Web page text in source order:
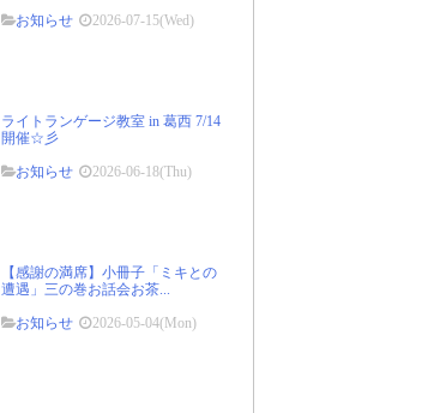
お知らせ
2026-07-15(Wed)
ライトランゲージ教室 in 葛西 7/14
開催☆彡
お知らせ
2026-06-18(Thu)
【感謝の満席】小冊子「ミキとの
遭遇」三の巻お話会お茶...
お知らせ
2026-05-04(Mon)